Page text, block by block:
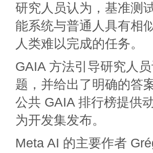
研究人员认为，基准测
能系统与普通人具有相
人类难以完成的任务。
GAIA 方法引导研究人
题，并给出了明确的答
公共 GAIA 排行榜提供
为开发集发布。
Meta AI 的主要作者